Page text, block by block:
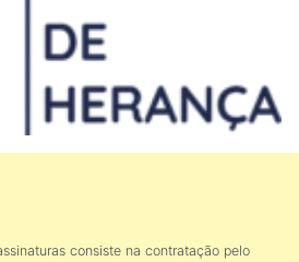
consiste na contratação pelo